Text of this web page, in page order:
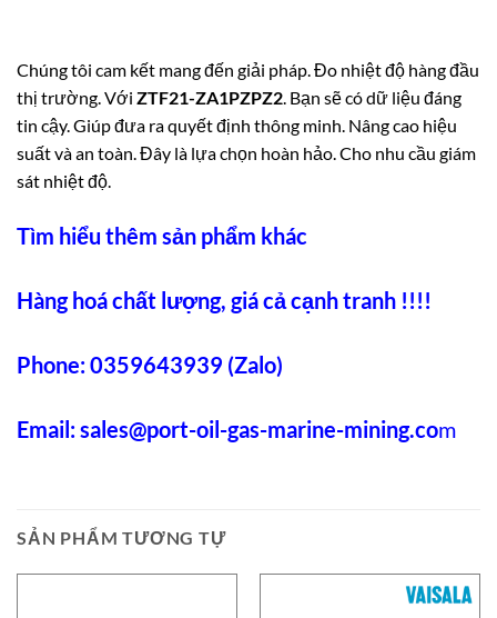
Chúng tôi cam kết mang đến giải pháp. Đo nhiệt độ hàng đầu
thị trường. Với ZTF21-ZA1PZPZ2. Bạn sẽ có dữ liệu đáng
tin cậy. Giúp đưa ra quyết định thông minh. Nâng cao hiệu
suất và an toàn. Đây là lựa chọn hoàn hảo. Cho nhu cầu giám
sát nhiệt độ.
Tìm hiểu thêm sản phẩm khác
Hàng hoá chất lượng, giá cả cạnh tranh !!!!
Phone: 0359643939 (Zalo)
Email:sales@port-oil-gas-marine-mining.com
SẢN PHẨM TƯƠNG TỰ